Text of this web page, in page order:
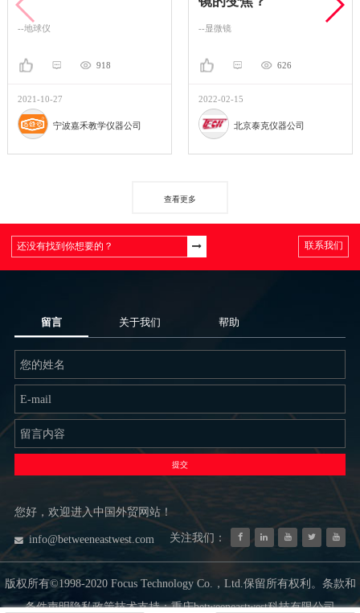
--地球仪
918
2021-10-27
宁波嘉禾教学仪器公司
--显微镜
626
2022-02-15
北京泰克仪器公司
查看更多
联系我们
留言 关于我们 帮助
提交
您好，欢迎进入中国外贸网站！
info@betweeneastwest.com 关注我们：
版权所有©1998-2020 Focus Technology Co.，Ltd.保留所有权利。条款和
条件声明隐私政策技术支持：重庆betweeneastwest科技有限公司